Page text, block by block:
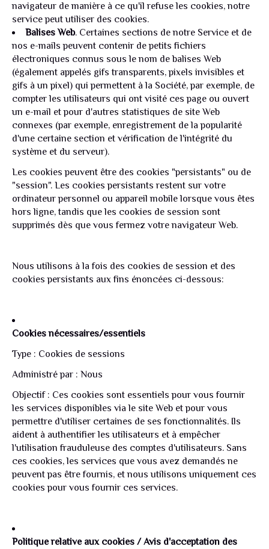
navigateur de manière à ce qu'il refuse les cookies, notre
service peut utiliser des cookies.
Balises Web. Certaines sections de notre Service et de
nos e-mails peuvent contenir de petits fichiers
électroniques connus sous le nom de balises Web
(également appelés gifs transparents, pixels invisibles et
gifs à un pixel) qui permettent à la Société, par exemple, de
compter les utilisateurs qui ont visité ces page ou ouvert
un e-mail et pour d'autres statistiques de site Web
connexes (par exemple, enregistrement de la popularité
d'une certaine section et vérification de l'intégrité du
système et du serveur).
Les cookies peuvent être des cookies "persistants" ou de
"session". Les cookies persistants restent sur votre
ordinateur personnel ou appareil mobile lorsque vous êtes
hors ligne, tandis que les cookies de session sont
supprimés dès que vous fermez votre navigateur Web.
Nous utilisons à la fois des cookies de session et des
cookies persistants aux fins énoncées ci-dessous:
Cookies nécessaires/essentiels
Type : Cookies de sessions
Administré par : Nous
Objectif : Ces cookies sont essentiels pour vous fournir
les services disponibles via le site Web et pour vous
permettre d'utiliser certaines de ses fonctionnalités. Ils
aident à authentifier les utilisateurs et à empêcher
l'utilisation frauduleuse des comptes d'utilisateurs. Sans
ces cookies, les services que vous avez demandés ne
peuvent pas être fournis, et nous utilisons uniquement ces
cookies pour vous fournir ces services.
Politique relative aux cookies / Avis d'acceptation des